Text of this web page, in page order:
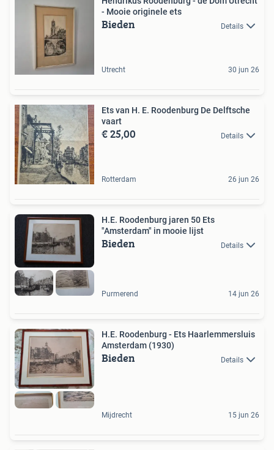
- Mooie originele ets
Bieden Details
Utrecht 30 jun 26
Ets van H. E. Roodenburg De Delftsche
vaart
€ 25,00 Details
Rotterdam 26 jun 26
H.E. Roodenburg jaren 50 Ets
"Amsterdam" in mooie lijst
Bieden Details
Purmerend 14 jun 26
H.E. Roodenburg - Ets Haarlemmersluis
Amsterdam (1930)
Bieden Details
Mijdrecht 15 jun 26